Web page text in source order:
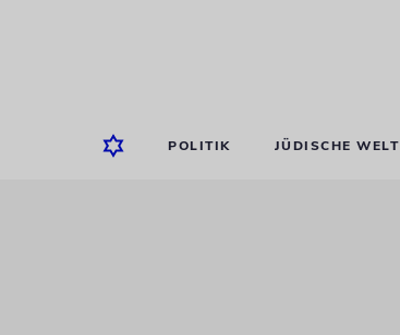
POLITIK JÜDISCHE WELT